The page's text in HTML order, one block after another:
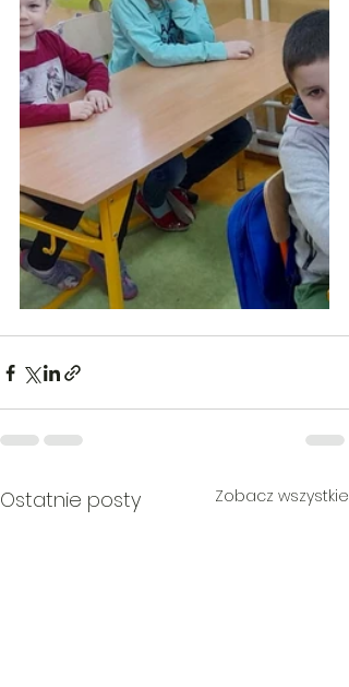
Ostatnie posty Zobacz wszystkie